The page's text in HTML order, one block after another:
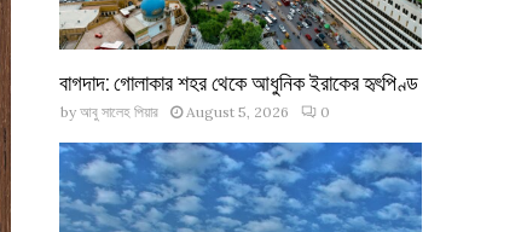
বাগদাদ: গোলাকার শহর থেকে আধুনিক ইরাকের হৃৎপিণ্ড
by আবু সালেহ পিয়ার August 5, 2026 0